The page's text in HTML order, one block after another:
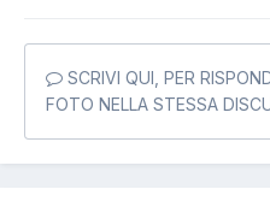
SCRIVI QUI, PER
FOTO NELLA STESSA